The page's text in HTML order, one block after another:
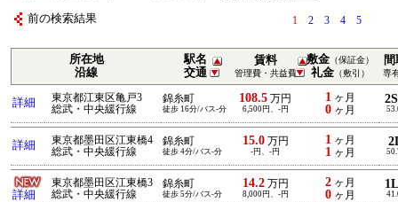
前の検索結果 1 2 3 4 5
所在地
沿線
駅名
交通
賃料
管理費・共益費
敷金（保証金）
礼金（敷引） 専
詳細
東京都江東区亀戸3
総武・中央緩行線
錦糸町
徒歩 16分/バス-分
108.5 万円
6,500円、-円
1 ヶ月
0ヶ月
詳細
東京都墨田区江東橋4
総武・中央緩行線
錦糸町
徒歩 4分/バス-分
15.0万円
-円、-円
1 ヶ月
1 ヶ月
詳細
東京都墨田区江東橋3
総武・中央緩行線
錦糸町
徒歩 5分/バス-分
14.2万円
8,000円、-円
2ヶ月
0ヶ月